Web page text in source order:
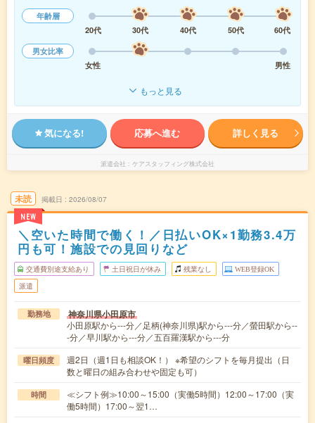
年齢層
20代
30代 40代 50代
60代
男女比率
女性
男性
もっと見る
気になる! 応募へ進む 詳しく見る
派遣会社 ケアスタッフィング株式会社
未読
NEW
掲載日 2026/08/07
＼空いた時間で働く！／日払いOK×1勤務3.4万
円も可！施設での見回りなど
交通費別途支給あり 土日祝日が休み 残業なし WEB登録OK
派遣
勤務地 神奈川県小田原市
小田原駅から---分／足柄(神奈川県)駅から---分／螢田駅から--
-分／早川駅から---分／五百羅漢駅から---分
曜日頻度
週2日（週1日も相談OK！） ※希望のシフトを毎月提出（日
数と曜日の組み合わせや固定も可）
時間
≪シフト例≫10:00～15:00（実働5時間）12:00～17:00（実
働5時間）17:00～翌1…